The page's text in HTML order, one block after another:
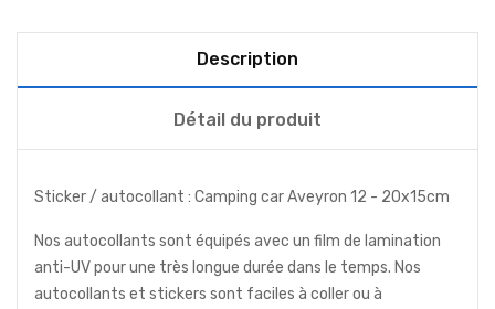
Description
Détail du produit
Sticker / autocollant : Camping car Aveyron 12 - 20x15cm
Nos autocollants sont équipés avec un film de lamination
anti-UV pour une très longue durée dans le temps. Nos
autocollants et stickers sont faciles à coller ou à